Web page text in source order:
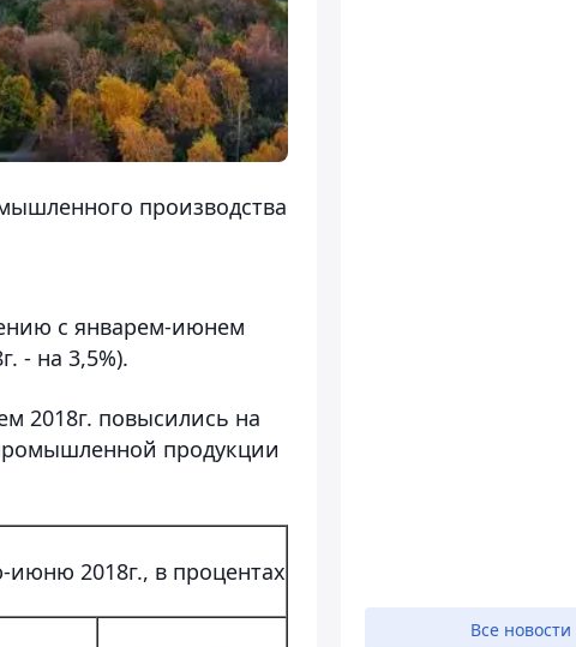
производства
с январем-июнем
- на 3,5%).
2018г. повысились на
продукции
2018г., в процентах
Все новости